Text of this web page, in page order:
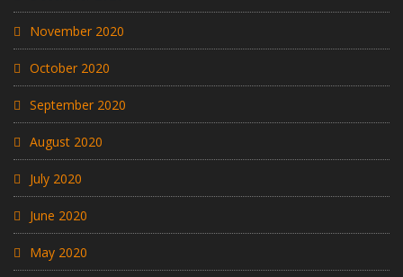
November 2020
October 2020
September 2020
August 2020
July 2020
June 2020
May 2020